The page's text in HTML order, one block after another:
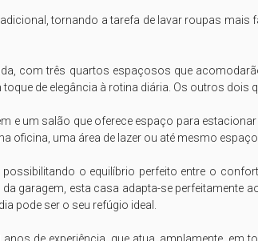
tornando a tarefa de lavar roupas
com três quartos espaçosos que
de elegância à rotina diária. Os outros
e um salão que oferece espaço para
oficina, uma área de lazer ou até mesmo
o equilíbrio perfeito entre o
garagem, esta casa adapta-se perfeitamente
pode ser o seu refúgio ideal.